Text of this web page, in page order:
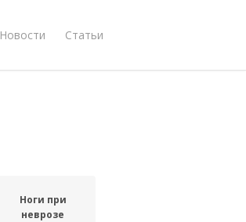
Новости Статьи
Ноги при
неврозе